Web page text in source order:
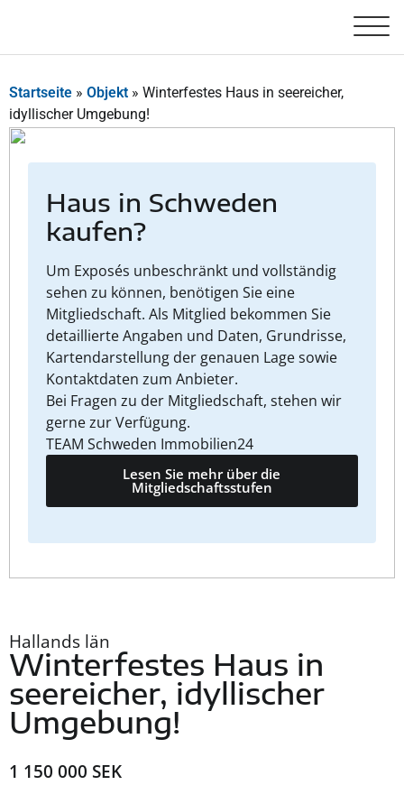
Startseite » Objekt » Winterfestes Haus in seereicher,
idyllischer Umgebung!
Haus in Schweden
kaufen?
Um Exposés unbeschränkt und vollständig
sehen zu können, benötigen Sie eine
Mitgliedschaft. Als Mitglied bekommen Sie
detaillierte Angaben und Daten, Grundrisse,
Kartendarstellung der genauen Lage sowie
Kontaktdaten zum Anbieter.
Bei Fragen zu der Mitgliedschaft, stehen wir
gerne zur Verfügung.
TEAM Schweden Immobilien24
Lesen Sie mehr über die
Mitgliedschaftsstufen
Hallands län
Winterfestes Haus in
seereicher, idyllischer
Umgebung!
1 150 000 SEK